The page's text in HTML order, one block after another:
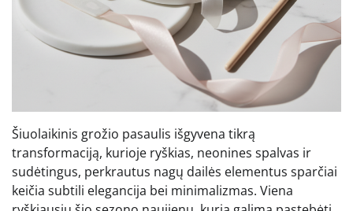
Šiuolaikinis grožio pasaulis išgyvena tikrą
transformaciją, kurioje ryškias, neonines spalvas ir
sudėtingus, perkrautus nagų dailės elementus sparčiai
keičia subtili elegancija bei minimalizmas. Viena